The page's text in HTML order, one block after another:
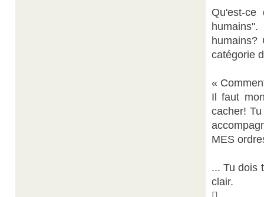
Qu'est-
humains?
catégorie
«
Il faut
cacher!
MES
... Tu dois
clair.